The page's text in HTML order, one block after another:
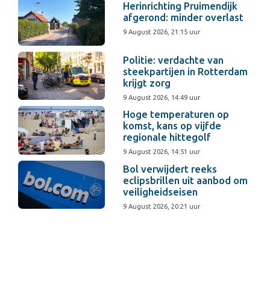
Herinrichting Pruimendijk
afgerond: minder overlast
9 August 2026, 21:15 uur
Politie: verdachte van
steekpartijen in Rotterdam
krijgt zorg
9 August 2026, 14:49 uur
Hoge temperaturen op
komst, kans op vijfde
regionale hittegolf
9 August 2026, 14:51 uur
Bol verwijdert reeks
eclipsbrillen uit aanbod om
veiligheidseisen
9 August 2026, 20:21 uur